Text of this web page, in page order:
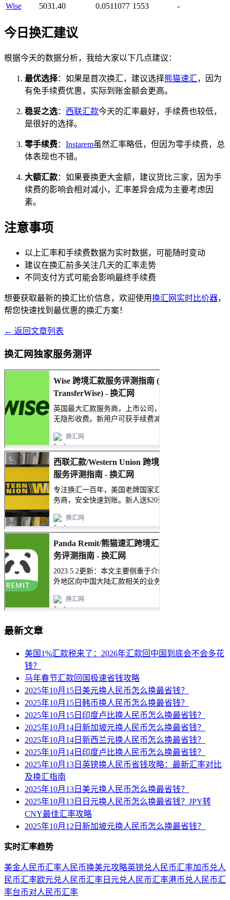
Wise
5031.40 0.0511077 1553 -
今日换汇建议
根据今天的数据分析，我给大家以下几点建议：
最优选择：如果是首次换汇，建议选择熊猫速汇，因为
有免手续费优惠，实际到账金额会更高。
稳妥之选： 西联汇款今天的汇率最好，手续费也较低，
是很好的选择。
零手续费： Instarem虽然汇率略低，但因为零手续费，总
体表现也不错。
大额汇款：如果要换更大金额，建议货比三家，因为手
续费的影响会相对减小，汇率差异会成为主要考虑因
素。
注意事项
以上汇率和手续费数据为实时数据，可能随时变动
建议在换汇前多关注几天的汇率走势
不同支付方式可能会影响最终手续费
想要获取最新的换汇比价信息，欢迎使用换汇网实时比价器，
帮您快速找到最优惠的换汇方案！
← 返回文章列表
换汇网独家服务测评
最新文章
美国1%汇款税来了：2026年汇款回中国到底会不会多花
钱？
马年春节汇款回国极速省钱攻略
2025年10月15日美元换人民币怎么换最省钱？
2025年10月15日韩币换人民币怎么换最省钱？
2025年10月15日印度卢比换人民币怎么换最省钱？
2025年10月14日新加坡元换人民币怎么换最省钱？
2025年10月14日新西兰元换人民币怎么换最省钱？
2025年10月14日印度卢比换人民币怎么换最省钱？
2025年10月13日英镑换人民币省钱攻略：最新汇率对比
及换汇指南
2025年10月13日美元换人民币怎么换最省钱？
2025年10月13日日元换人民币怎么换最省钱？JPY转
CNY最佳汇率攻略
2025年10月12日新加坡元换人民币怎么换最省钱？
实时汇率趋势
美金人民币汇率人民币换美元攻略英镑兑人民币汇率加币兑人
民币汇率欧元兑人民币汇率 日元兑人民币汇率港币兑人民币汇
率台币对人民币汇率